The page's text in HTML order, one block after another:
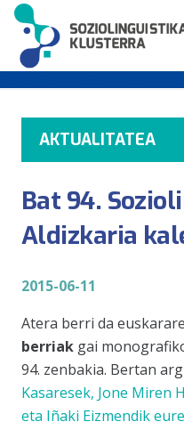
AKTUALITATEA
Bat 94.
Aldizkaria
2015-06-11
Atera berri da
berriak gai
94. zenbakia. Bertan
Kasaresek, Jone Miren
eta Iñaki Eizmendik